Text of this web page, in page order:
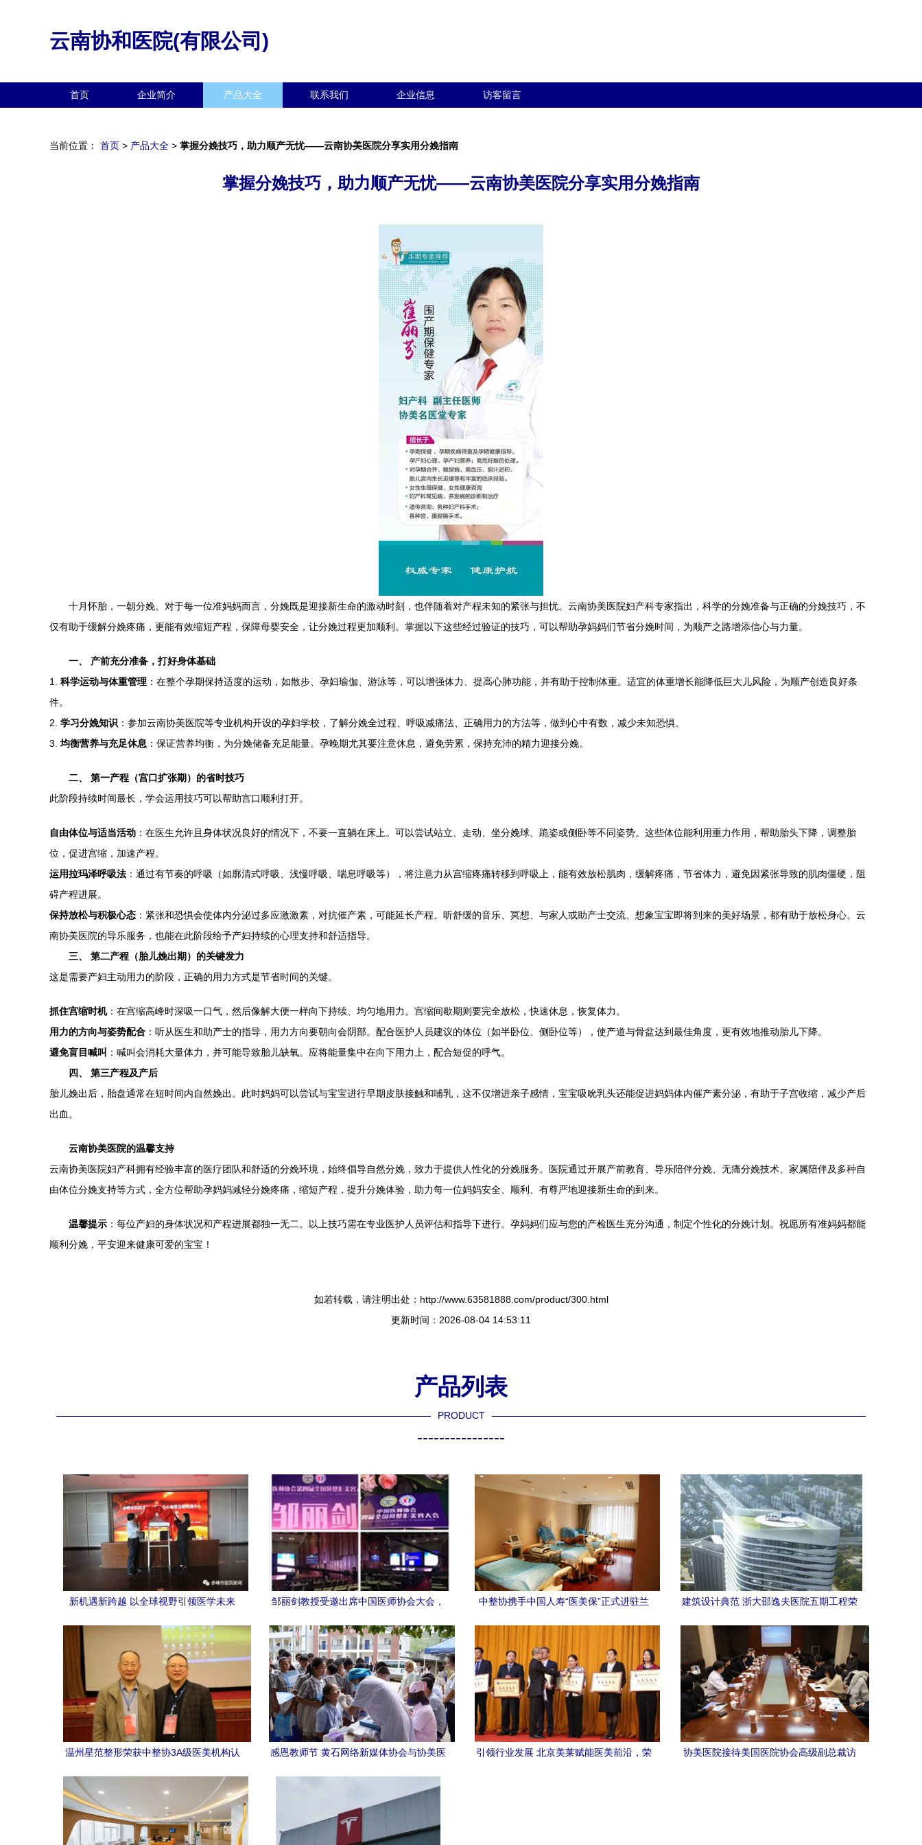
云南协和医院(有限公司)
首页 企业简介 产品大全 联系我们 企业信息 访客留言
当前位置： 首页 > 产品大全 > 掌握分娩技巧，助力顺产无忧——云南协美医院分享实用分娩指南
掌握分娩技巧，助力顺产无忧——云南协美医院分享实用分娩指南
十月怀胎，一朝分娩。对于每一位准妈妈而言，分娩既是迎接新生命的激动时刻，也伴随着对产程未知的紧张与担忧。云南协美医院妇产科专家指出，科学的分娩准备与正确的分娩技巧，不
仅有助于缓解分娩疼痛，更能有效缩短产程，保障母婴安全，让分娩过程更加顺利。掌握以下这些经过验证的技巧，可以帮助孕妈妈们节省分娩时间，为顺产之路增添信心与力量。
一、 产前充分准备，打好身体基础
1. 科学运动与体重管理 ：在整个孕期保持适度的运动，如散步、孕妇瑜伽、游泳等，可以增强体力、提高心肺功能，并有助于控制体重。适宜的体重增长能降低巨大儿风险，为顺产创造良好条
件。
2. 学习分娩知识 ：参加云南协美医院等专业机构开设的孕妇学校，了解分娩全过程、呼吸减痛法、正确用力的方法等，做到心中有数，减少未知恐惧。
3.均衡营养与充足休息 ：保证营养均衡，为分娩储备充足能量。孕晚期尤其要注意休息，避免劳累，保持充沛的精力迎接分娩。
二、 第一产程（宫口扩张期）的省时技巧
此阶段持续时间最长，学会运用技巧可以帮助宫口顺利打开。
自由体位与适当活动 ：在医生允许且身体状况良好的情况下，不要一直躺在床上。可以尝试站立、走动、坐分娩球、跪姿或侧卧等不同姿势。这些体位能利用重力作用，帮助胎头下降，调整胎
位，促进宫缩，加速产程。
运用拉玛泽呼吸法 ：通过有节奏的呼吸（如廓清式呼吸、浅慢呼吸、喘息呼吸等），将注意力从宫缩疼痛转移到呼吸上，能有效放松肌肉，缓解疼痛，节省体力，避免因紧张导致的肌肉僵硬，阻
碍产程进展。
保持放松与积极心态 ：紧张和恐惧会使体内分泌过多应激激素，对抗催产素，可能延长产程。听舒缓的音乐、冥想、与家人或助产士交流、想象宝宝即将到来的美好场景，都有助于放松身心。云
南协美医院的导乐服务，也能在此阶段给予产妇持续的心理支持和舒适指导。
三、 第二产程（胎儿娩出期）的关键发力
这是需要产妇主动用力的阶段，正确的用力方式是节省时间的关键。
抓住宫缩时机：在宫缩高峰时深吸一口气，然后像解大便一样向下持续、均匀地用力。宫缩间歇期则要完全放松，快速休息，恢复体力。
用力的方向与姿势配合 ：听从医生和助产士的指导，用力方向要朝向会阴部。配合医护人员建议的体位（如半卧位、侧卧位等），使产道与骨盆达到最佳角度，更有效地推动胎儿下降。
避免盲目喊叫 ：喊叫会消耗大量体力，并可能导致胎儿缺氧。应将能量集中在向下用力上，配合短促的呼气。
四、 第三产程及产后
胎儿娩出后，胎盘通常在短时间内自然娩出。此时妈妈可以尝试与宝宝进行早期皮肤接触和哺乳，这不仅增进亲子感情，宝宝吸吮乳头还能促进妈妈体内催产素分泌，有助于子宫收缩，减少产后
出血。
云南协美医院的温馨支持
云南协美医院妇产科拥有经验丰富的医疗团队和舒适的分娩环境，始终倡导自然分娩，致力于提供人性化的分娩服务。医院通过开展产前教育、导乐陪伴分娩、无痛分娩技术、家属陪伴及多种自
由体位分娩支持等方式，全方位帮助孕妈妈减轻分娩疼痛，缩短产程，提升分娩体验，助力每一位妈妈安全、顺利、有尊严地迎接新生命的到来。
温馨提示 ：每位产妇的身体状况和产程进展都独一无二。以上技巧需在专业医护人员评估和指导下进行。孕妈妈们应与您的产检医生充分沟通，制定个性化的分娩计划。祝愿所有准妈妈都能
顺利分娩，平安迎来健康可爱的宝宝！
如若转载，请注明出处：http://www.63581888.com/product/300.html
更新时间：2026-08-04 14:53:11
产品列表
PRODUCT
----------------
新机遇新跨越 以全球视野引领医学未来
管急救培训中心正式挂牌
邹丽剑教授受邀出席中国医师协会大会，
中整协携手中国人寿“医美保”正式进驻兰
建筑设计典范 浙大邵逸夫医院五期工程荣
温州星范整形荣获中整协3A级医美机构认
感恩教师节 黄石网络新媒体协会与协美医
引领行业发展 北京美莱赋能医美前沿，荣
协美医院接待美国医院协会高级副总裁访